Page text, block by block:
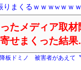
りまくるｗｗｗwｗｗ
たメディア取
寄せまくった結
板ドミノ 被害者があえて